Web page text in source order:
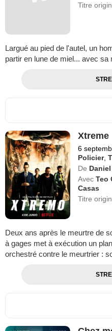
Titre
Largué au pied de l'autel, un
partir en lune de miel... avec sa
Xtreme
6
Policier,
De
Avec Teo
Casas
Titre
Deux ans après le meurtre de
à gages met à exécution un
orchestré contre le meurtrier :